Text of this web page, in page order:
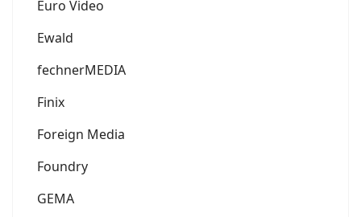
Euro Video
Ewald
fechnerMEDIA
Finix
Foreign Media
Foundry
GEMA